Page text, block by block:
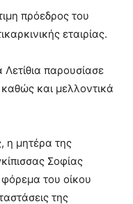
πρόεδρος του
εταιρίας.
παρουσίασε
καθώς και μελλοντικά
η μητέρα της
Σοφίας
του οίκου
της